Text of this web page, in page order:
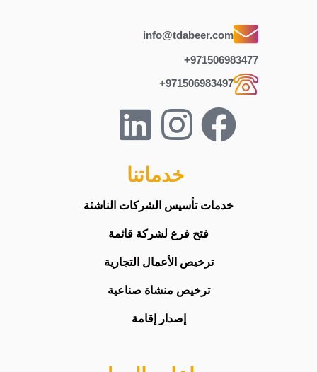
info@tdabeer.com
971506983477+
971506983497+
خدماتنا
خدمات تأسيس الشركات الناشئة
فتح فرع لشركة قائمة
ترخيص الأعمال التجارية
ترخيص منشاة صناعية
إصدار إقامة